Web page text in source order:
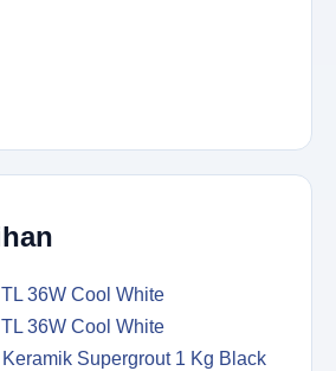
36W Cool White
36W Cool White
Supergrout 1 Kg Black